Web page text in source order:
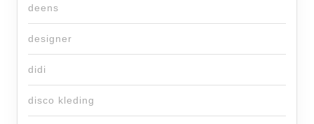
deens
designer
didi
disco kleding